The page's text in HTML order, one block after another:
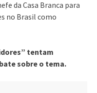
da Casa Branca para
no Brasil como
tentam
sobre o tema.